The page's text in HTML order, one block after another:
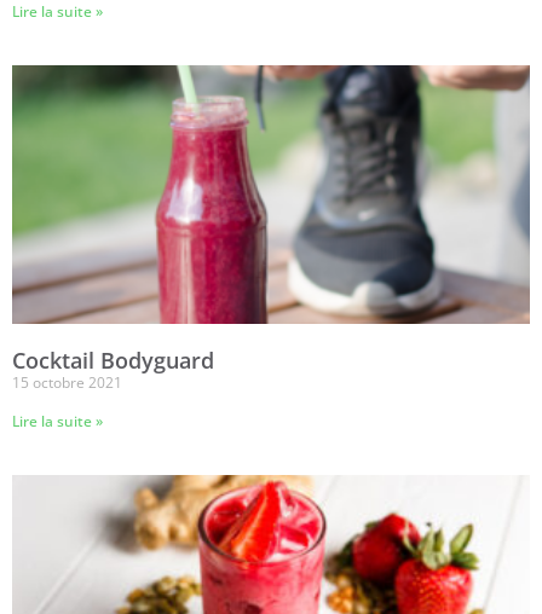
Lire la suite »
Cocktail Bodyguard
15 octobre 2021
Lire la suite »